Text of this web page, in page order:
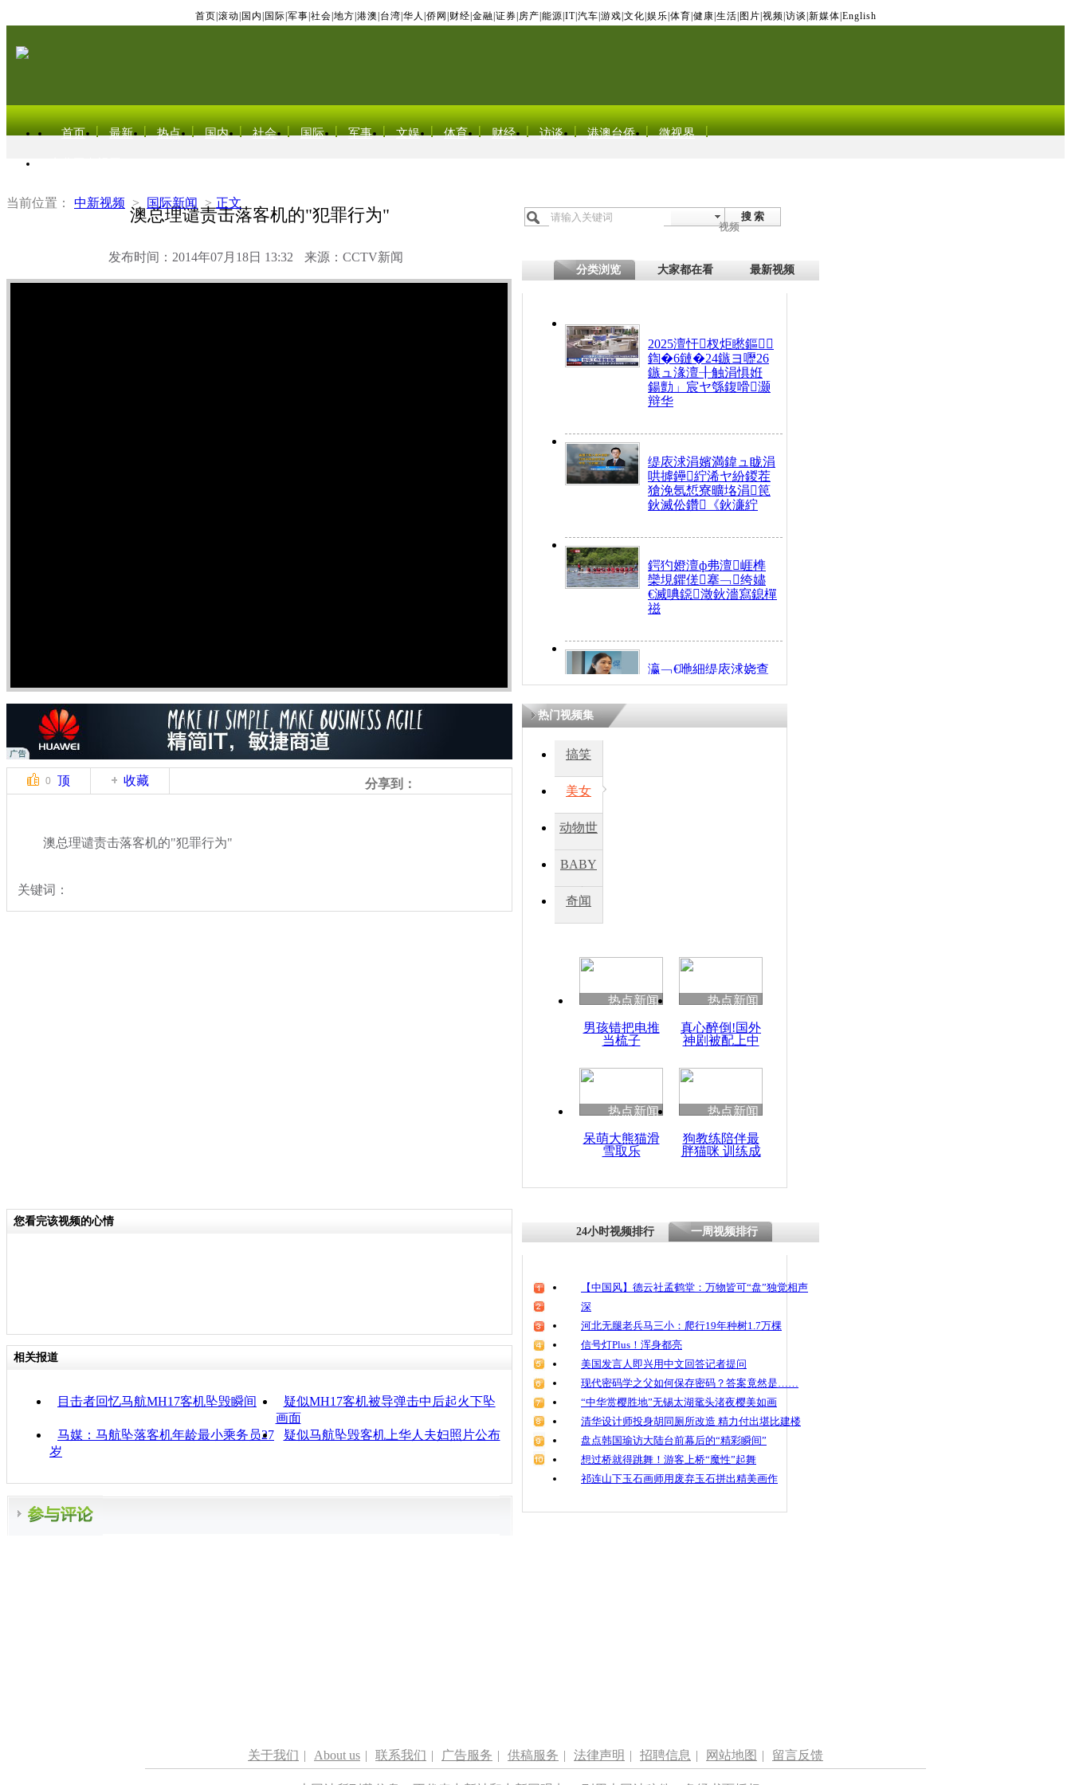
首页 滚动 国内 国际 军事 社会 地方 港澳 台湾 华人 侨网 财经 金融 证券 房产 能源 IT| 汽车 游戏 文化 娱乐 体育 健康 生活 图片 视频 访谈 新媒体 English
首页 最新 热点 国内 社会 国际 军事 文娱 体育 财经 访谈 港澳台侨 微视界
当前位置： 中新视频 > 国际新闻 > 正文
澳总理谴责击落客机的"犯罪行为"
发布时间：2014年07月18日 13:32 来源：CCTV新闻
搜 索
视频
分类浏览 大家都在看 最新视频
2025澶忓杈炬矁鏂
鍧�6鏈�24鏃ヨ嚦26
鏃ュ湪澶╂触涓惧姙
鍚勯」宸ヤ綔鍑嗗灏
辩华
缇庡浗涓嬪満鍏ュ眬涓
哄摢鑸紵浠ヤ紛鍐茬
獊浼氬惁寮曠垎涓笢
鈥滅伀鑽《鈥濓紵
鍔犳嬁澶ф弗澶崕榫
欒垷鑺傞搴﹁绔嬧
€滅唺鐚澂鈥濇寫鎴樿
禌
瀛﹁€咃細缇庡浗娆查
€间笢鍗椾簹涓庝腑鍥
熷悎浣� 涓ㄥ浗闄呰
0 顶 收藏 分享到：
澳总理谴责击落客机的"犯罪行为"
关键词：
热门视频集
搞笑
美女
动物世
BABY
秀
奇闻
热点新闻
男孩错把电推
当梳子
热点新闻
真心醉倒!国外
神剧被配上中
热点新闻
呆萌大熊猫滑
雪取乐
热点新闻
狗教练陪伴最
胖猫咪 训练成
您看完该视频的心情
相关报道
目击者回忆马航MH17客机坠毁瞬间
疑似MH17客机被导弹击中后起火下坠
画面
马媒：马航坠落客机年龄最小乘务员27
岁
疑似马航坠毁客机上华人夫妇照片公布
24小时视频排行 一周视频排行
【中国风】德云社孟鹤堂：万物皆可“盘”独觉相声
深
河北无腿老兵马三小：爬行19年种树1.7万棵
信号灯Plus！浑身都亮
美国发言人即兴用中文回答记者提问
现代密码学之父如何保存密码？答案竟然是……
“中华赏樱胜地”无锡太湖鼋头渚夜樱美如画
清华设计师投身胡同厕所改造 精力付出堪比建楼
盘点韩国瑜访大陆台前幕后的“精彩瞬间”
想过桥就得跳舞！游客上桥“魔性”起舞
祁连山下玉石画师用废弃玉石拼出精美画作
关于我们 | About us | 联系我们 | 广告服务 | 供稿服务 | 法律声明 | 招聘信息 | 网站地图 | 留言反馈